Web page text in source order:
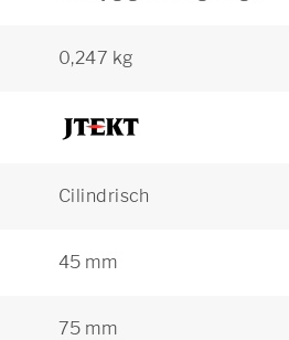
0,247 kg
Cilindrisch
45 mm
75 mm